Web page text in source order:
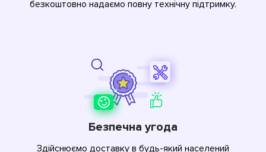
безкоштовно надаємо повну технічну підтримку.
Безпечна угода
Здійснюємо доставку в будь-який населений